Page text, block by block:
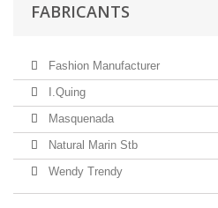
FABRICANTS
Fashion Manufacturer
I.Quing
Masquenada
Natural Marin Stb
Wendy Trendy